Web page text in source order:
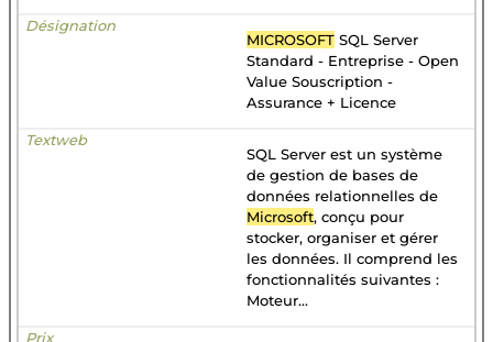
MICROSOFT SQL Server
Standard - Entreprise - Open
Value Souscription -
Assurance + Licence
SQL Server est un système
de gestion de bases de
données relationnelles de
Microsoft, conçu pour
stocker, organiser et gérer
les données. Il comprend les
fonctionnalités suivantes :
Moteur...